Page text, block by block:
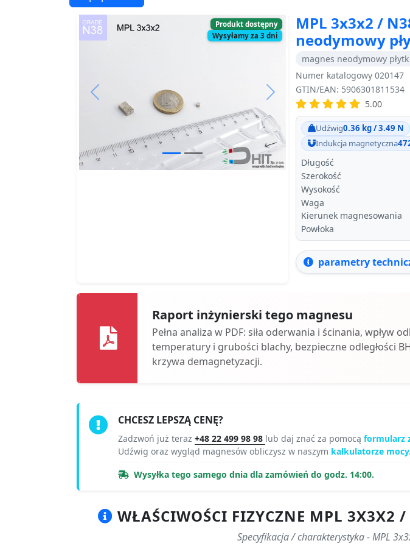
Produkt dostępny
Wysyłamy za 3 dni
Next
MPL 3x3x2 /
neodymowy
magnes neodymowy
Numer katalogowy 020147
GTIN/EAN: 5906301811534
5.00
Udźwig0.36 kg / 3.49 N
Indukcja magnetyczna
Długość
Szerokość
Wysokość
Waga
Kierunek magnesowania
Powłoka
parametry
Raport inżynierski tego magnesu
Pełna analiza w PDF: siła oderwania i ścinania, wpływ
temperatury i grubości blachy, bezpieczne odległości
krzywa demagnetyzacji.
CHCESZ LEPSZĄ CENĘ?
Zadzwoń już teraz +48 22 499 98 98 lub daj znać za pomocą formularz
Udźwig oraz wygląd magnesów obliczysz w naszym kalkulatorze mocy.
Wysyłka tego samego dnia dla zamówień do godz. 14:00.
WŁAŚCIWOŚCI FIZYCZNE MPL 3X3X2
Specyfikacja / charakterystyka - MPL